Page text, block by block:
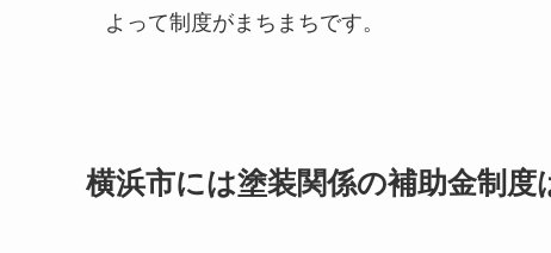
よって制度がまちまちです。
横浜市には塗装関係の補助金制度